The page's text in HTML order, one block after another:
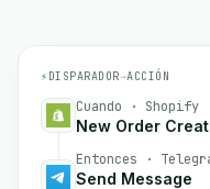
⚡ DISPARADOR→ACCIÓN
Cuando · Shopify
New Order
Entonces ·
Send Message